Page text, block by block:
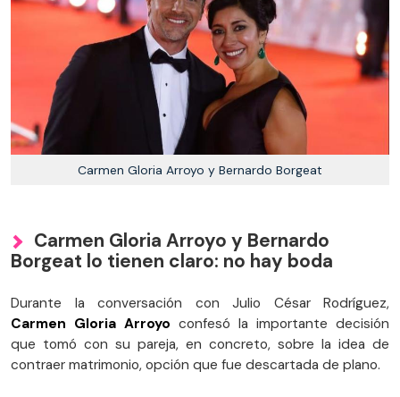
Carmen Gloria Arroyo y Bernardo Borgeat
Carmen Gloria Arroyo y Bernardo
Borgeat lo tienen claro: no hay boda
Durante la conversación con Julio César Rodríguez,
Carmen Gloria Arroyo confesó la importante decisión
que tomó con su pareja, en concreto, sobre la idea de
contraer matrimonio, opción que fue descartada de plano.